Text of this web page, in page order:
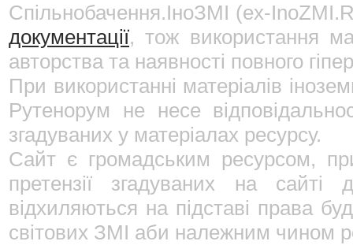
Спільнобачення.ІноЗМІ (ex-
документації, тож використання
авторства та наявності повного
При використанні матеріалів
Рутенорум не несе
згадуваних у матеріалах ресурсу.
Сайт є громадським ресурсом,
претензії згадуваних на сайті
відхиляються на підставі права
світових ЗМІ аби належним чином